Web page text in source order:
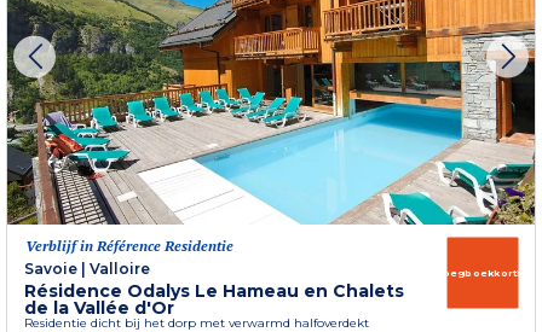
Verblijf in Référence Residentie
Savoie | Valloire
Résidence Odalys Le Hameau en Chalets
de la Vallée d'Or
Residentie dicht bij het dorp met verwarmd halfoverdekt
Vroegboekkorting